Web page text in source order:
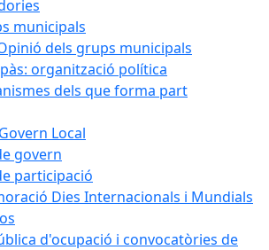
municipals
dels grups municipals
organització política
dels que forma part
Local
govern
participació
Dies Internacionals i Mundials
d'ocupació i convocatòries de